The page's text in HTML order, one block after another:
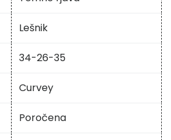
Lešnik
34-26-35
Curvey
Poročena